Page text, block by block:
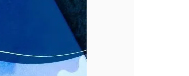
株式会社フードクリエイティブファクトリー
〒599-8237
堺市中区深井水池町3210-1